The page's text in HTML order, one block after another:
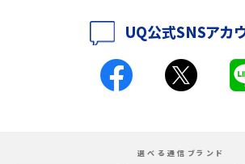
スマホが高い理由は？購入費用を抑える方法や端末を
UQ公式SNSアカ
選べる通信ブランド